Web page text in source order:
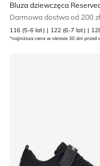
Bluza dziewczęca
Darmowa dostwa od 200 zł
*najniższa cena w okresie 30 dni przed